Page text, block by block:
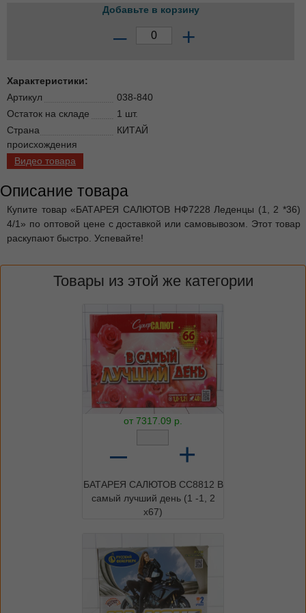
Добавьте в корзину
– +
Характеристики:
Артикул
038-840
Остаток на складе
1 шт.
Страна
происхождения
КИТАЙ
Видео товара
Описание товара
Купите товар «БАТАРЕЯ САЛЮТОВ НФ7228 Леденцы (1, 2 *36)
4/1» по оптовой цене с доставкой или самовывозом. Этот товар
раскупают быстро. Успевайте!
Товары из этой же категории
от 7317.09 р.
– +
БАТАРЕЯ САЛЮТОВ СС8812 В
самый лучший день (1 -1, 2
х67)